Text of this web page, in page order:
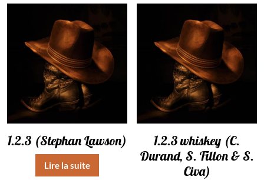
1.2.3 (Stephan Lawson)
Lire la suite
1.2.3 whiskey (C.
Durand, S. Fillon & S.
Civa)